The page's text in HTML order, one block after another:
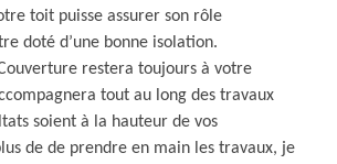
toit puisse assurer son rôle
doté d’une bonne isolation.
Couverture restera toujours à votre
tout au long des travaux
soient à la hauteur de vos
de de prendre en main les travaux, je